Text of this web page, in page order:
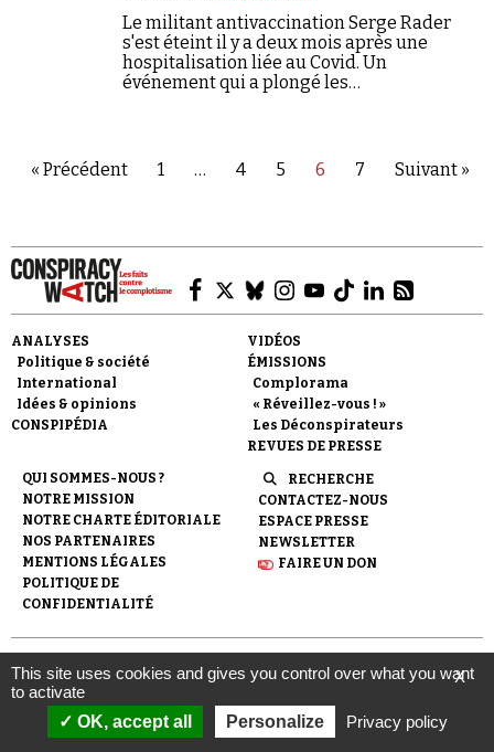
Le militant antivaccination Serge Rader
s'est éteint il y a deux mois après une
hospitalisation liée au Covid. Un
événement qui a plongé les
« Précédent 1 … 4 5 6 7 Suivant »
ANALYSES
Politique & société
International
Idées & opinions
CONSPIPÉDIA
VIDÉOS
ÉMISSIONS
Complorama
« Réveillez-vous ! »
Les Déconspirateurs
REVUES DE PRESSE
QUI SOMMES-NOUS ?
NOTRE MISSION
NOTRE CHARTE ÉDITORIALE
NOS PARTENAIRES
MENTIONS LÉGALES
POLITIQUE DE
CONFIDENTIALITÉ
RECHERCHE
CONTACTEZ-NOUS
ESPACE PRESSE
NEWSLETTER
FAIRE UN DON
© 2007- 2026 Conspiracy Watch | Une réalisation de
l'Observatoire du conspirationnisme (association loi de 1901) avec
le soutien de la Fondation pour la Mémoire de la Shoah.
X
This site uses cookies and gives you control over what you want
to activate
OK, accept all
Personalize Privacy policy